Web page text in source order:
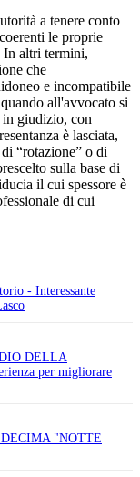
a tenere conto
le proprie
In altri termini,
che
e incompatibile
all'avvocato si
in giudizio, con
è lasciata,
“rotazione” o di
sulla base di
il cui spessore è
di cui
- Interessante
DELLA
per migliorare
"NOTTE